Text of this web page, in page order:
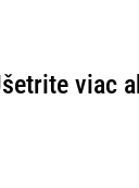
viac